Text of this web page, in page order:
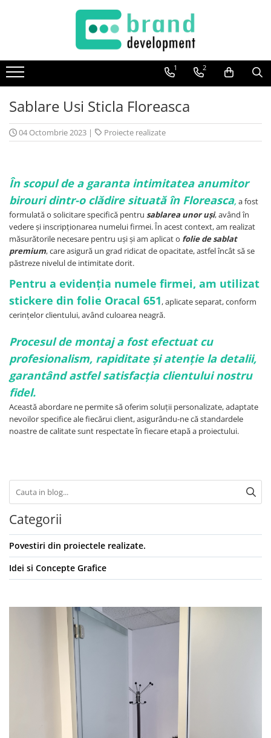
Fototapet Personalizat
Office Elixir Capsule
Tablouri Canvas
Postere
1 2
Sablare Usi Sticla Floreasca
04 Octombrie 2023 | Proiecte realizate
În scopul de a garanta intimitatea anumitor
birouri dintr-o clădire situată în Floreasca, a fost
formulată o solicitare specifică pentru sablarea unor uși, având în
vedere și inscripționarea numelui firmei. În acest context, am realizat
măsurătorile necesare pentru uși și am aplicat o folie de sablat
premium, care asigură un grad ridicat de opacitate, astfel încât să se
păstreze nivelul de intimitate dorit.
Pentru a evidenția numele firmei, am utilizat
stickere din folie Oracal 651, aplicate separat, conform
cerințelor clientului, având culoarea neagră.
Procesul de montaj a fost efectuat cu
profesionalism, rapiditate și atenție la detalii,
garantând astfel satisfacția clientului nostru
fidel.
Această abordare ne permite să oferim soluții personalizate, adaptate
nevoilor specifice ale fiecărui client, asigurându-ne că standardele
noastre de calitate sunt respectate în fiecare etapă a proiectului.
Categorii
Povestiri din proiectele realizate.
Idei si Concepte Grafice